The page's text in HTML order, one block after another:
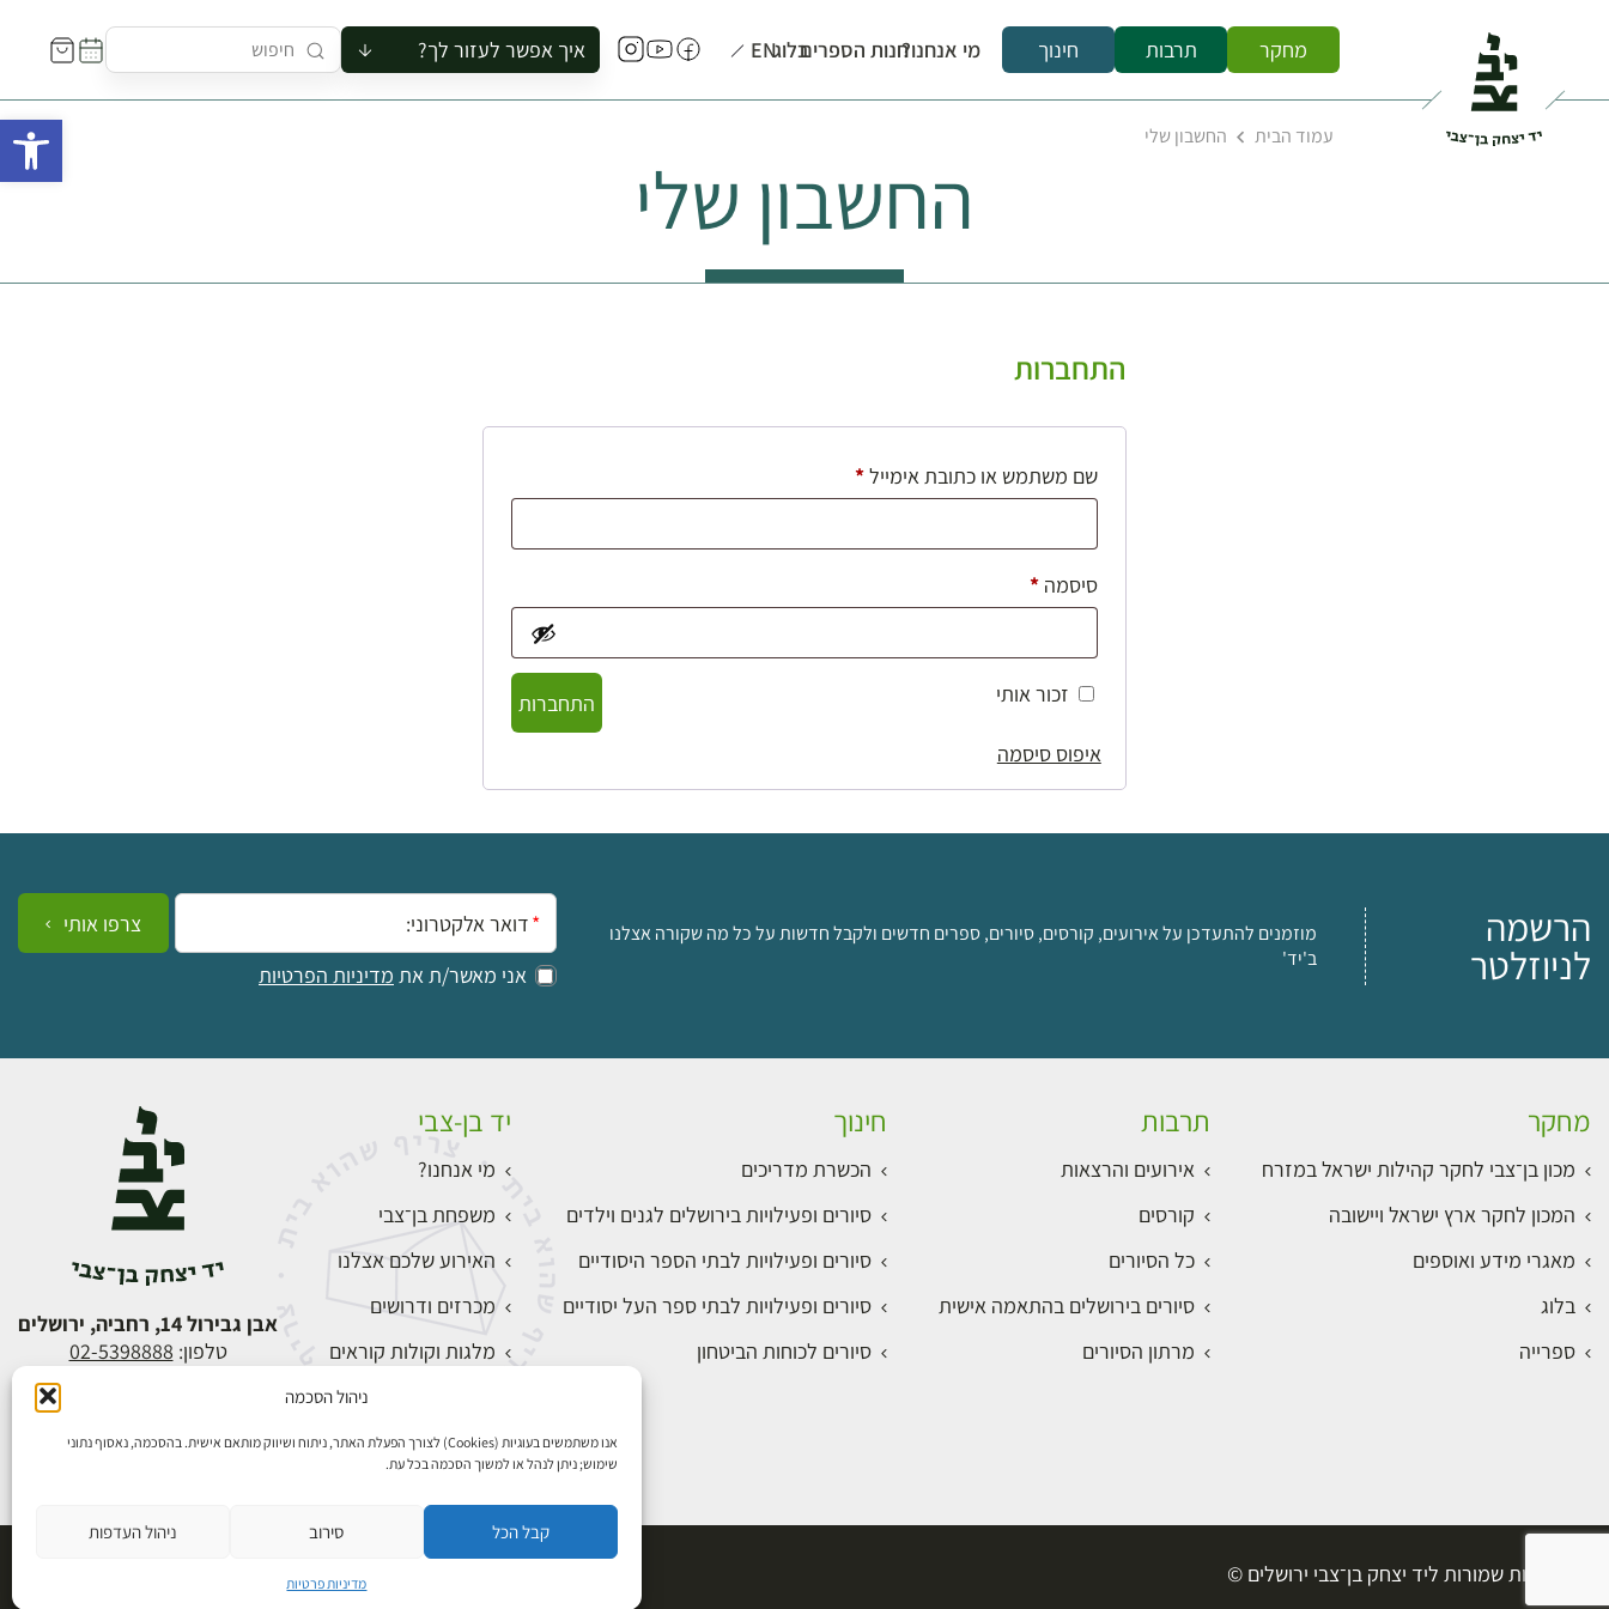
ניהול הסכמה
אנו משתמשים בעוגיות (Cookies) לצורך הפעלת האתר, ניתוח ושיווק מותאם אישית. בהסכמה, נאסוף נתוני
שימוש; ניתן לנהל או למשוך הסכמה בכל עת.
קבל הכל סירוב ניהול העדפות
מדיניות פרטיות
מחקר תרבות חינוך מי אנחנו?חנות הספריםבלוגEN איך אפשר לעזור לך?
להזמין סיור לקבוצה
לתאם ביקור בצריף
עמוד הבית החשבון שלי
החשבון שלי
התחברות
שם משתמש או כתובת אימייל*חובה
סיסמה*חובה
זכור אותי
התחברות
איפוס סיסמה
הרשמה
לניוזלטר
מוזמנים להתעדכן על אירועים, קורסים, סיורים, ספרים חדשים ולקבל חדשות על כל מה שקורה אצלנו
ב'יד'
אימייל:
אני מאשר/ת את מדיניות הפרטיות
צרפו אותי
מחקר
מכון בן־צבי לחקר קהילות ישראל במזרח
המכון לחקר ארץ ישראל ויישובה
מאגרי מידע ואוספים
בלוג
ספרייה
תרבות
אירועים והרצאות
קורסים
כל הסיורים
סיורים בירושלים בהתאמה אישית
מרתון הסיורים
חינוך
הכשרת מדריכים
סיורים ופעילויות בירושלים לגנים וילדים
סיורים ופעילויות לבתי הספר היסודיים
סיורים ופעילויות לבתי ספר העל יסודיים
סיורים לכוחות הביטחון
יד בן-צבי
מי אנחנו?
משפחת בן־צבי
האירוע שלכם אצלנו
מכרזים ודרושים
מלגות וקולות קוראים
התחברות
אבן גבירול 14, רחביה, ירושלים
טלפון: 02-5398888
כל הזכויות שמורות ליד יצחק בן־צבי ירושלים ©